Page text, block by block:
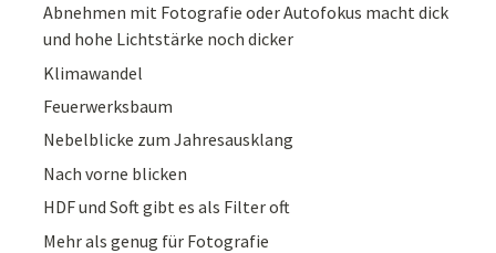
Abnehmen mit Fotografie oder Autofokus macht dick
und hohe Lichtstärke noch dicker
Klimawandel
Feuerwerksbaum
Nebelblicke zum Jahresausklang
Nach vorne blicken
HDF und Soft gibt es als Filter oft
Mehr als genug für Fotografie